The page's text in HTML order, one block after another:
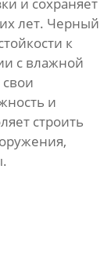
и сохраняет
лет. Черный
к
с влажной
и
строить